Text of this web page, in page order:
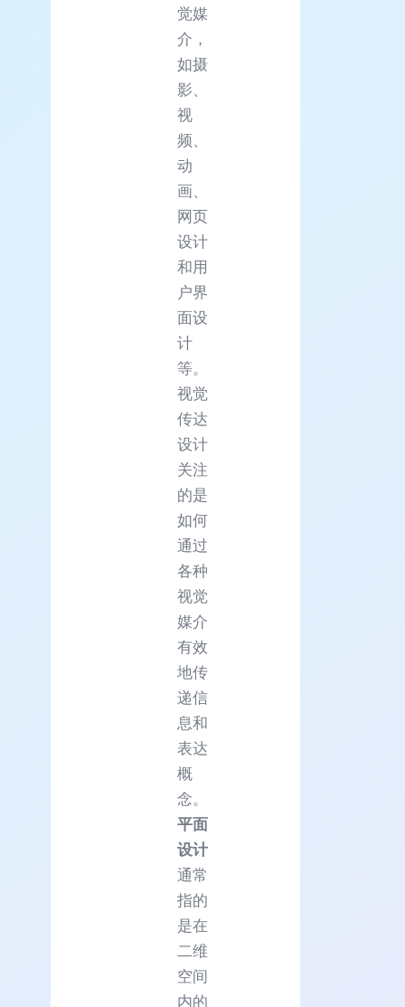
觉媒
介，
如摄
影、
视
频、
动
画、
网页
设计
和用
户界
面设
计
等。
视觉
传达
设计
关注
的是
如何
通过
各种
视觉
媒介
有效
地传
递信
息和
表达
概
念。
平面
设计
通常
指的
是在
二维
空间
内的